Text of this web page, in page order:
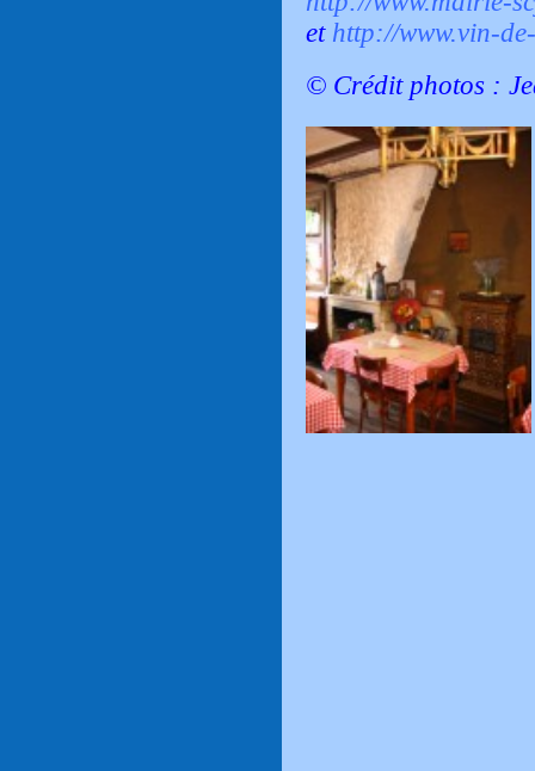
et http://www.vin-
© Crédit photos :